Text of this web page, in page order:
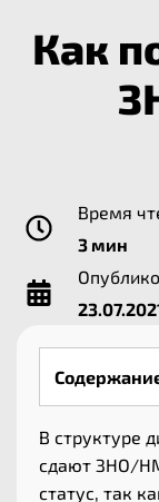
Как
Время
3 мин
В структуре
сдают ЗНО/
статус, так